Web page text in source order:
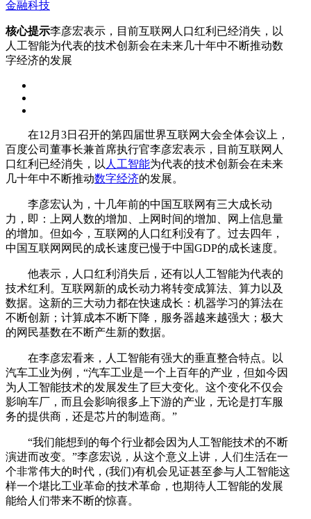
金融科技
核心提示李彦宏表示，目前互联网人口红利已经消失，以
人工智能为代表的技术创新会在未来几十年中不断推动数
字经济的发展
在12月3日召开的第四届世界互联网大会全体会议上，
百度公司董事长兼首席执行官李彦宏表示，目前互联网人
口红利已经消失，以 人工智能为代表的技术创新会在未来
几十年中不断推动数字经济的发展。
李彦宏认为，十几年前的中国互联网有三大成长动
力，即：上网人数的增加、上网时间的增加、网上信息量
的增加。但如今，互联网的人口红利没有了。过去四年，
中国互联网网民的成长速度已慢于中国GDP的成长速度。
他表示，人口红利消失后，还有以人工智能为代表的
技术红利。互联网新的成长动力将转变成算法、算力以及
数据。这新的三大动力都在快速成长：机器学习的算法在
不断创新；计算成本不断下降，服务器越来越强大；极大
的网民基数在不断产生新的数据。
在李彦宏看来，人工智能有强大的垂直整合特点。以
汽车工业为例，“汽车工业是一个上百年的产业，但如今因
为人工智能技术的发展发生了巨大变化。这个变化不仅会
影响车厂，而且会影响很多上下游的产业，无论是打车服
务的提供商，还是芯片的制造商。”
“我们能想到的每个行业都会因为人工智能技术的不断
演进而改变。”李彦宏说，从这个意义上讲，人们生活在一
个非常伟大的时代，(我们)有机会见证甚至参与人工智能这
样一个堪比工业革命的技术革命，也期待人工智能的发展
能给人们带来不断的惊喜。